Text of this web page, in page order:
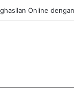
Shuttlecock